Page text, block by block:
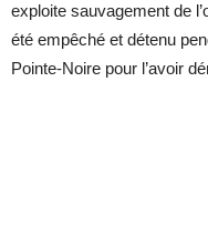
exploite sauvagement de
été empêché et détenu
Pointe-Noire pour l’avoir